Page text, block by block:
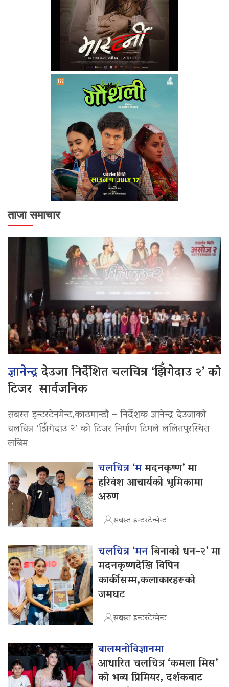
ताजा समाचार
ज्ञानेन्द्रदेउजा निर्देशित चलचित्र ‘झिँगेदाउ २’ को
टिजर सार्वजनिक
सबस्त इन्टरटेनमेन्ट,काठमान्डौ – निर्देशक ज्ञानेन्द्र देउजाको
चलचित्र ‘झिँगेदाउ २’ को टिजर निर्माण टिमले ललितपुरस्थित
लबिम
चलचित्र ‘ममदनकृष्ण’ मा
हरिवंश आचार्यको भूमिकामा
अरुण
सबस्त इन्टरटेन्मेन्ट
चलचित्र ‘मनबिनाको धन–२’ मा
मदनकृष्णदेखि विपिन
कार्कीसम्म,कलाकारहरूको
जमघट
सबस्त इन्टरटेन्मेन्ट
बालमनोविज्ञानमा
आधारित चलचित्र ‘कमला मिस’
को भव्य प्रिमियर, दर्शकबाट